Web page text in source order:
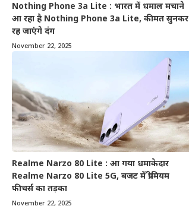
Nothing Phone 3a Lite : भारत में धमाल मचाने
आ रहा है Nothing Phone 3a Lite, कीमत सुनकर
रह जाएंगे दंग
November 22, 2025
Realme Narzo 80 Lite : आ गया धमाकेदार
Realme Narzo 80 Lite 5G, बजट में प्रीमियम
फीचर्स का तड़का
November 22, 2025